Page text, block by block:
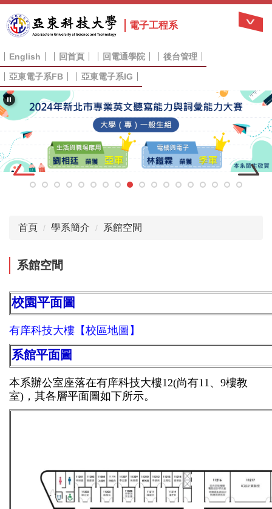
到
主
內
容
區
電子工程系
English 回首頁 回電通學院 後台管理
亞東電子系FB 亞東電子系IG
首頁 學系簡介 系館空間
系館空間
校園平面圖
有庠科技大樓【校區地圖】
系館平面圖
本系辦公室座落在有庠科技大樓12(尚有11、9樓教
室)，其各層平面圖如下所示。